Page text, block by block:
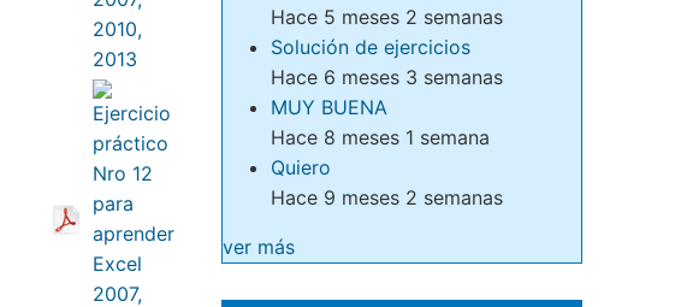
Hace 5 meses 2 semanas
Solución de ejercicios
Hace 6 meses 3 semanas
MUY BUENA
Hace 8 meses 1 semana
Quiero
Hace 9 meses 2 semanas
ver más